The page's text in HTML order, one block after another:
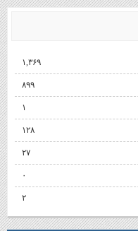
۱,۳۶۹
۸۹۹
۱
۱۲۸
۲۷
۰
۲